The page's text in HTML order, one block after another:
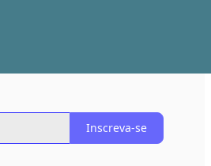
Inscreva-se